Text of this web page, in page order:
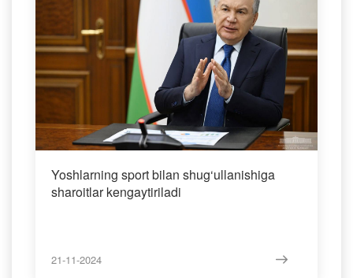
Yoshlarning sport bilan shug‘ullanishiga
sharoitlar kengaytiriladi
21-11-2024